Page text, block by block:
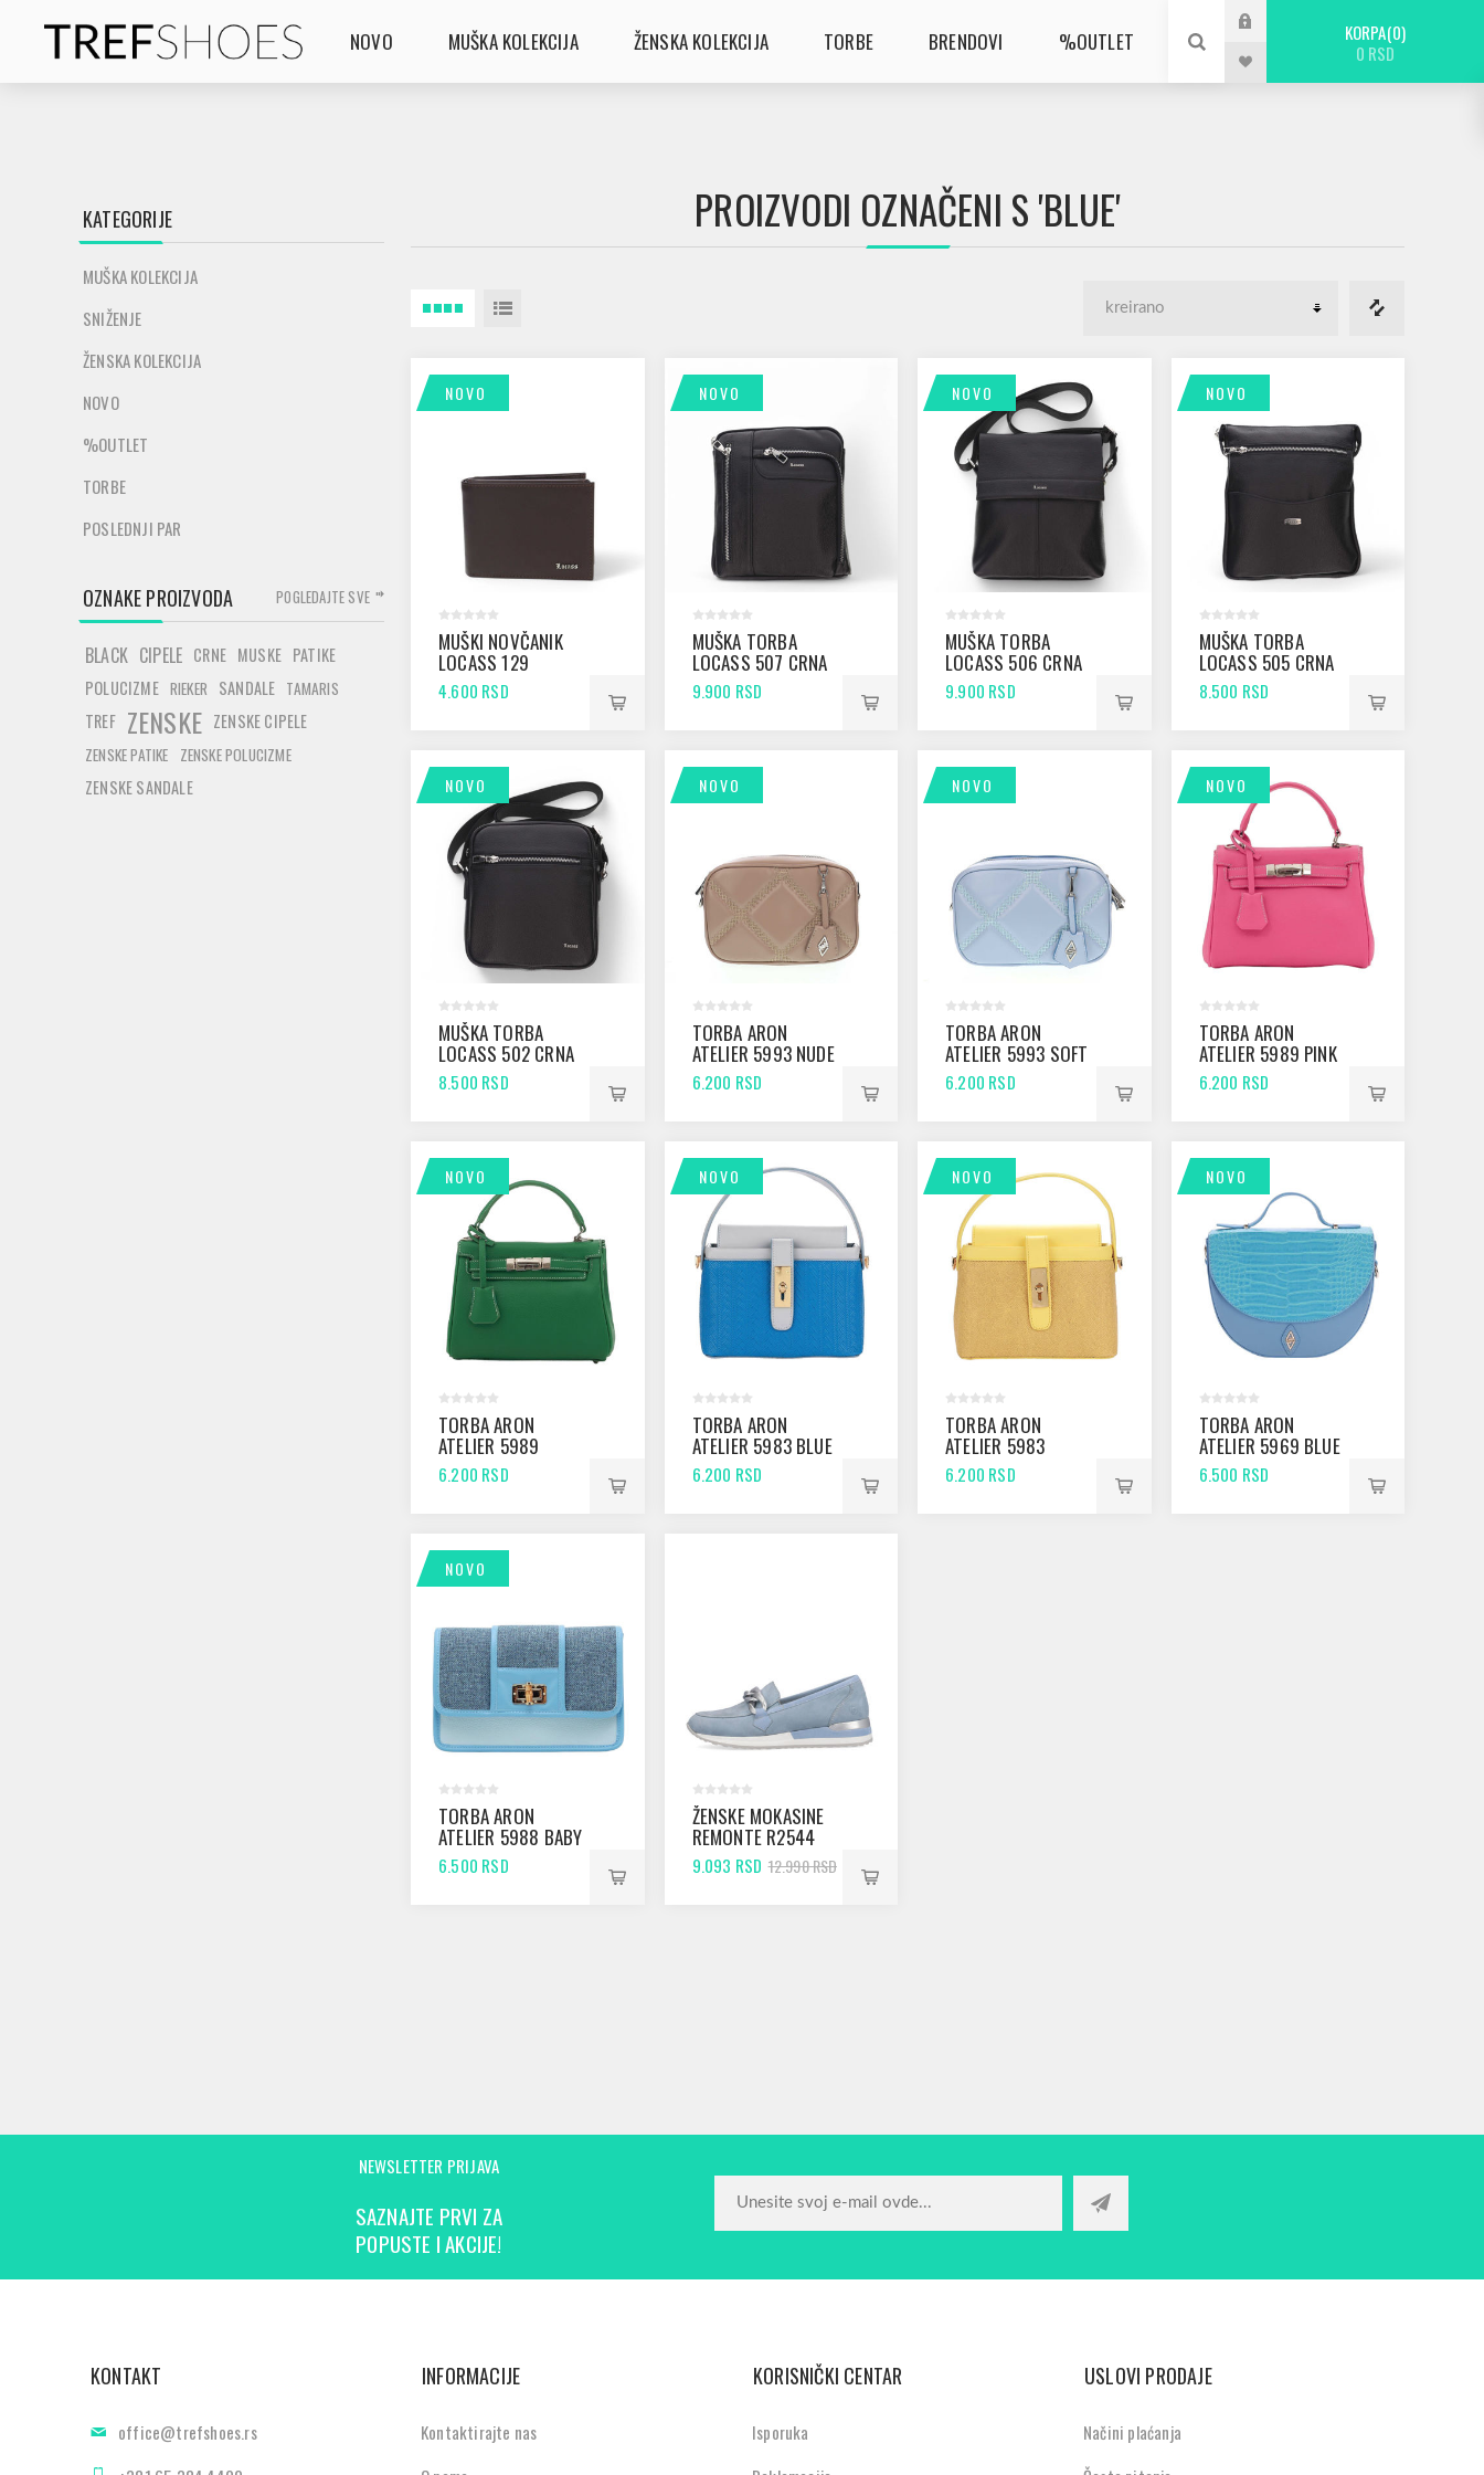
NOVO MUŠKA KOLEKCIJA ŽENSKA KOLEKCIJA TORBE BRENDOVI %OUTLET KORPA 0
0 RSD
PROIZVODI OZNAČENI S 'BLUE'
NOVO
MUŠKI NOVČANIK
LOCASS 129
BRAON
4.600 RSD
NOVO
MUŠKA TORBA
LOCASS 507 CRNA
9.900 RSD
NOVO
MUŠKA TORBA
LOCASS 506 CRNA
9.900 RSD
NOVO
MUŠKA TORBA
LOCASS 505 CRNA
8.500 RSD
NOVO
MUŠKA TORBA
LOCASS 502 CRNA
8.500 RSD
NOVO
TORBA ARON
ATELIER 5993 NUDE
6.200 RSD
NOVO
TORBA ARON
ATELIER 5993 SOFT
BLUE
6.200 RSD
NOVO
TORBA ARON
ATELIER 5989 PINK
6.200 RSD
NOVO
TORBA ARON
ATELIER 5989
GREEN
6.200 RSD
NOVO
TORBA ARON
ATELIER 5983 BLUE
6.200 RSD
NOVO
TORBA ARON
ATELIER 5983
YELLOW
6.200 RSD
NOVO
TORBA ARON
ATELIER 5969 BLUE
6.500 RSD
NOVO
TORBA ARON
ATELIER 5988 BABY
BLUE
6.500 RSD
ŽENSKE MOKASINE
REMONTE R2544
BLUE
9.093 RSD 12.990 RSD
KATEGORIJE
MUŠKA KOLEKCIJA
SNIŽENJE
ŽENSKA KOLEKCIJA
NOVO
%OUTLET
TORBE
POSLEDNJI PAR
OZNAKE PROIZVODA
BLACK CIPELE CRNE MUSKE PATIKE
POLUCIZME RIEKER SANDALE TAMARIS
TREF ZENSKE ZENSKE CIPELE
ZENSKE PATIKE ZENSKE POLUCIZME
ZENSKE SANDALE
POGLEDAJTE SVE
NEWSLETTER PRIJAVA
SAZNAJTE PRVI ZA
POPUSTE I AKCIJE!
KONTAKT
office@trefshoes.rs
INFORMACIJE
Kontaktirajte nas
KORISNIČKI CENTAR
Isporuka
USLOVI PRODAJE
Načini plaćanja